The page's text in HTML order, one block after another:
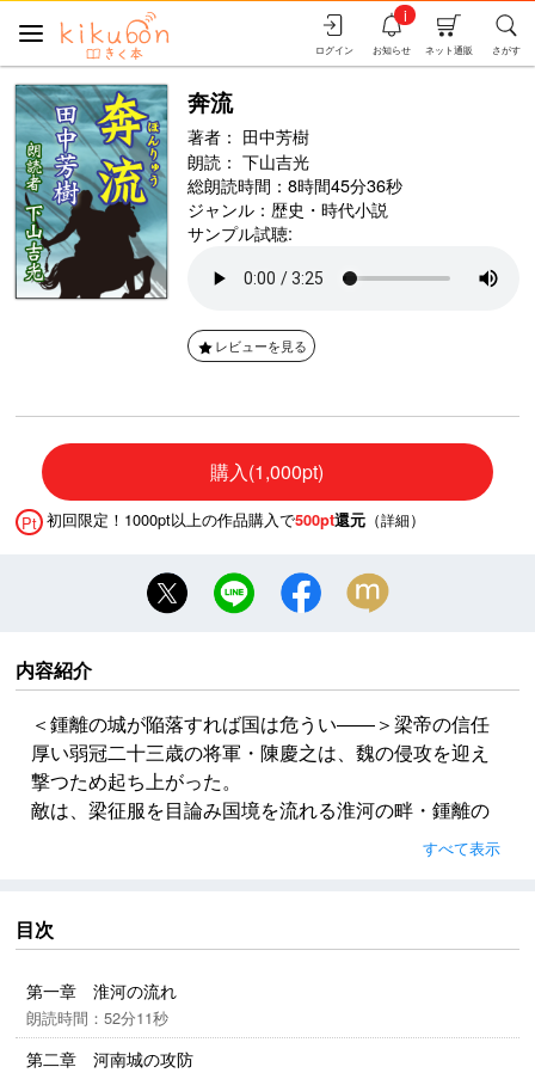
さがす
ネット通販
お知らせ
i
ログイン
奔流
著者： 田中芳樹
朗読： 下山吉光
総朗読時間：8時間45分36秒
ジャンル： 歴史・時代小説
サンプル試聴:
レビューを見る
購入(1,000pt)
Pt 初回限定！1000pt以上の作品購入で500pt還元 （詳細）
内容紹介
＜鍾離の城が陥落すれば国は危うい――＞梁帝の信任
厚い弱冠二十三歳の将軍・陳慶之は、魏の侵攻を迎え
撃つため起ち上がった。
敵は、梁征服を目論み国境を流れる淮河の畔・鍾離の
地に迫る勇将、中山王・元英と悠久の大地を揺るがす
八十万の軍勢。しかし、対する梁軍の兵は二十万。圧
に撃退するのか?
国の命運を賭けた壮絶な戦いの火蓋が切って落とされ
た。
六世紀初頭、南北朝時代の中国を揺るがした屈指の血
戦を描く傑作歴史小説！
すべて表示
目次
第一章 淮河の流れ
朗読時間：52分11秒
第二章 河南城の攻防